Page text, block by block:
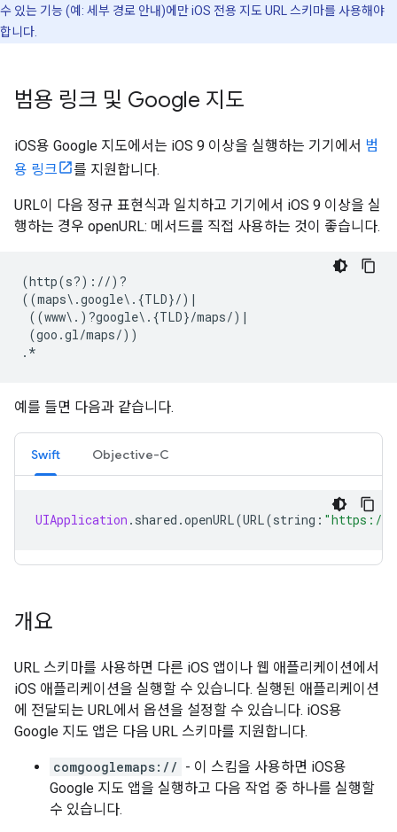
수 있는 기능 (예: 세부 경로 안내)에만 iOS 전용 지도 URL 스키마를 사용해야
합니다.
범용 링크 및 Google 지도
iOS용 Google 지도에서는 iOS 9 이상을 실행하는 기기에서 범
용 링크
를 지원합니다.
URL이 다음 정규 표현식과 일치하고 기기에서 iOS 9 이상을 실
행하는 경우 openURL: 메서드를 직접 사용하는 것이 좋습니다.
(http(s?)://)?
((maps\.google\.{TLD}/)|
((www\.)?google\.{TLD}/maps/)|
(goo.gl/maps/))
예를 들면 다음과 같습니다.
Swift Objective-C
UIApplication . shared .openURL(URL(string : "https://
개요
URL 스키마를 사용하면 다른 iOS 앱이나 웹 애플리케이션에서
iOS 애플리케이션을 실행할 수 있습니다. 실행된 애플리케이션
에 전달되는 URL에서 옵션을 설정할 수 있습니다. iOS용
Google 지도 앱은 다음 URL 스키마를 지원합니다.
comgooglemaps:// - 이 스킴을 사용하면 iOS용
Google 지도 앱을 실행하고 다음 작업 중 하나를 실행할
수 있습니다.